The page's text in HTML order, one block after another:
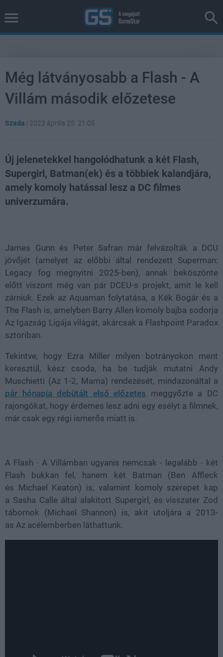
Még látványosabb a Flash - A
Villám második előzetese
Szada | 2023 április 25. 21:05
Új jelenetekkel hangolódhatunk a két Flash,
Supergirl, Batman(ek) és a többiek kalandjára,
amely komoly hatással lesz a DC filmes
univerzumára.
James Gunn és Peter Safran már felvázolták a DCU
jövőjét (amelyet az előbbi által rendezett Superman:
Legacy fog megnyitni 2025-ben), annak beköszönte
előtt viszont még van pár DCEU-s projekt, amit le kell
zárniuk. Ezek az Aquaman folytatása, a Kék Bogár és a
The Flash is, amelyben Barry Allen komoly bajba sodorja
Az Igazság Ligája világát, akárcsak a Flashpoint Paradox
sztoriban.
Tekintve, hogy Ezra Miller milyen botrányokon ment
keresztül, kész csoda, ha be tudják mutatni Andy
Muschietti (Az 1-2, Mama) rendezését, mindazonáltal a
pár hónapja debütált első előzetes meggyőzte a DC
rajongókat, hogy érdemes lesz adni egy esélyt a filmnek,
már csak egy régi ismerős miatt is.
A Flash - A Villámban ugyanis nemcsak - legalább - két
Flash bukkan fel, hanem két Batman (Ben Affleck
és Michael Keaton) is, valamint komoly szerepet kap
a Sasha Calle által alakított Supergirl, és visszatér Zod
tábornok (Michael Shannon) is, akit utoljára a 2013-
as Az acélemberben láthattunk.